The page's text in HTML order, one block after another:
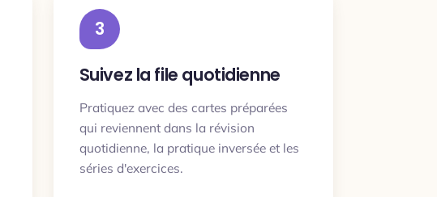
3
Suivez la file quotidienne
Pratiquez avec des cartes préparées
qui reviennent dans la révision
quotidienne, la pratique inversée et les
séries d'exercices.